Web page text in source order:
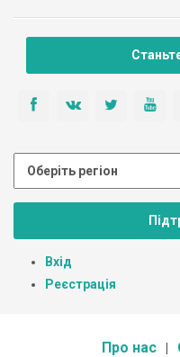
Вхід
Реєстрація
Про нас